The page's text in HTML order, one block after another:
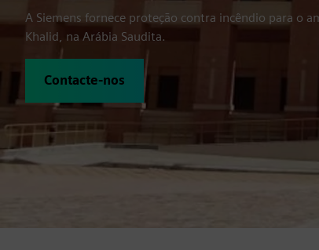
A Siemens fornece proteção contra incêndio para o
Khalid, na Arábia Saudita.
Contacte-nos